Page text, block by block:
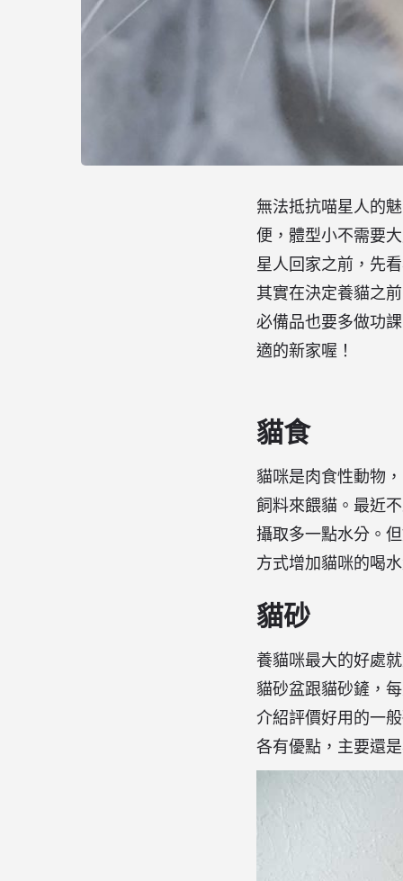
無法抵抗喵星人的
便，體型小不需要
星人回家之前，先
其實在決定養貓之
必備品也要多做功
適的新家喔！
貓食
貓咪是肉食性動物
飼料來餵貓。最近
攝取多一點水分。
方式增加貓咪的喝
貓砂
養貓咪最大的好處
貓砂盆跟貓砂鏟，
介紹評價好用的一
各有優點，主要還